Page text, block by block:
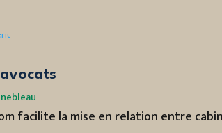
facilite la mise en relation entre